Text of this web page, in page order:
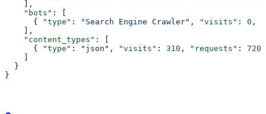
    ],
    "bots"
: [
      {
"type" : "Search Engine Crawler" , "visits" : 0 ,
    ],
    "content_types"
: [
      {
"type" : "json" , "visits" : 310 , "requests" : 720
  }
}